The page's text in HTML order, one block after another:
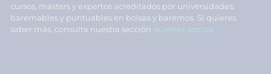
cursos, másters y expertos acreditados por universidades,
baremables y puntuables en bolsas y baremos. Si quieres
saber más, consulta nuestra sección quiénes somos